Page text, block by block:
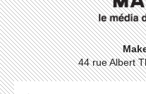
44 rue Albert